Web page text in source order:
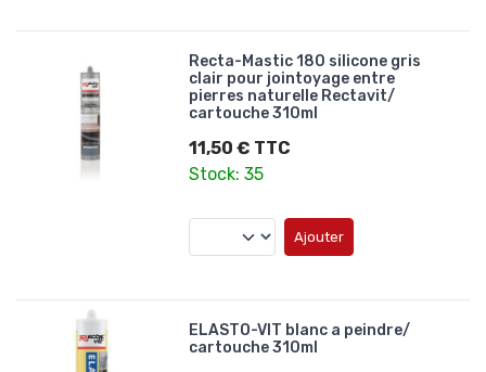
Recta-Mastic 180 silicone gris
clair pour jointoyage entre
pierres naturelle Rectavit/
cartouche 310ml
11,50 € TTC
Stock: 35
Ajouter
ELASTO-VIT blanc a peindre/
cartouche 310ml